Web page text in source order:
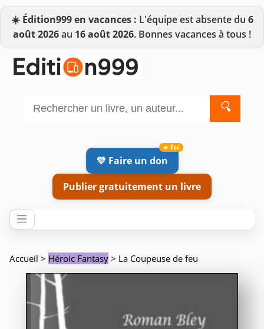
☀️ Édition999 en vacances : L'équipe est absente du 6
août 2026au 16 août 2026. Bonnes vacances à tous !
🔍
💛 Faire un don
Publier gratuitement un livre
Accueil > Héroic Fantasy > La Coupeuse de feu